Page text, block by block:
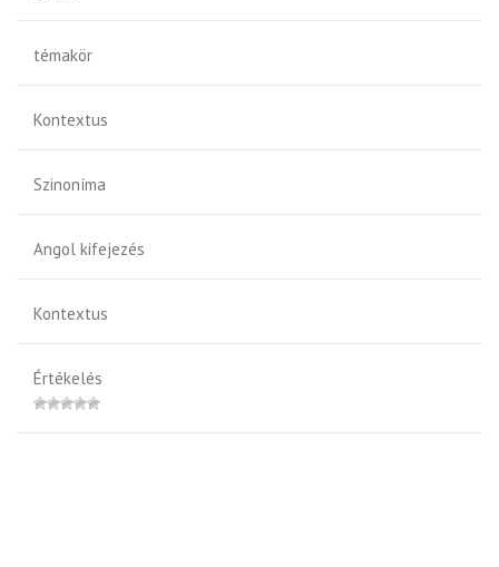
témakör
Kontextus
Szinoníma
Angol kifejezés
Kontextus
Értékelés